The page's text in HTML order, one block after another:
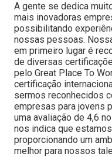
A gente se dedica
mais inovadoras
possibilitando
nossas pessoas.
em primeiro lugar é
de diversas
pelo Great Place To
certificação
sermos reconhecidos
empresas para jovens
uma avaliação de 4,6
nos indica que
proporcionando um
melhor para nossos